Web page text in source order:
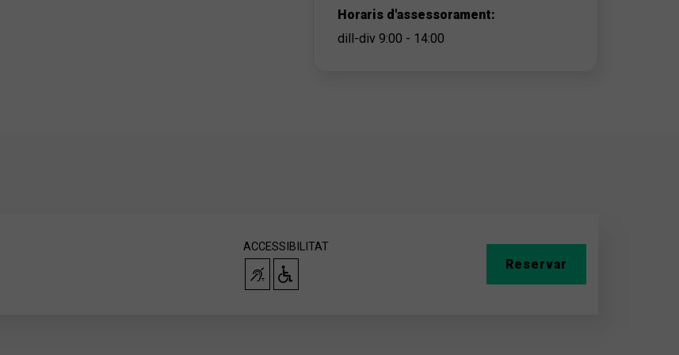
Horaris d'assessorament:
dill-div 9:00 - 14:00
ACCESSIBILITAT
Reservar